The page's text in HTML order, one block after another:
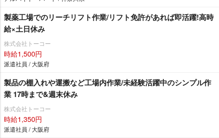
製薬工場でのリーチリフト作業/リフト免許があれば即活躍!高時
給×土日休み
株式会社トーコー
時給1,500円
派遣社員 / 大阪府
製品の棚入れや運搬など工場内作業/未経験活躍中のシンプル作
業 17時まで&週末休み
株式会社トーコー
時給1,350円
派遣社員 / 大阪府